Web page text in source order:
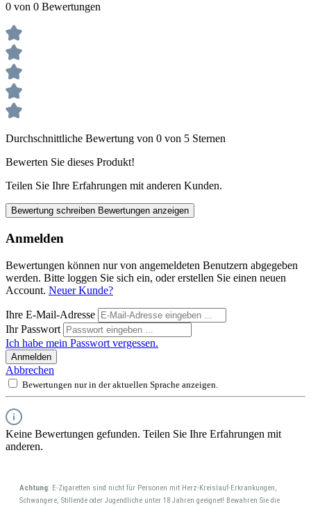
0 von 0 Bewertungen
Durchschnittliche Bewertung von 0 von 5 Sternen
Bewerten Sie dieses Produkt!
Teilen Sie Ihre Erfahrungen mit anderen Kunden.
Bewertung schreiben Bewertungen anzeigen
Anmelden
Bewertungen können nur von angemeldeten Benutzern abgegeben
werden. Bitte loggen Sie sich ein, oder erstellen Sie einen neuen
Account. Neuer Kunde?
Ihre E-Mail-Adresse
Ihr Passwort
Ich habe mein Passwort vergessen.
Anmelden
Abbrechen
Bewertungen nur in der aktuellen Sprache anzeigen.
Keine Bewertungen gefunden. Teilen Sie Ihre Erfahrungen mit
anderen.
Achtung: E-Zigaretten sind nicht für Personen mit Herz-Kreislauf-Erkrankungen,
Schwangere, Stillende oder Jugendliche unter 18 Jahren geeignet! Bewahren Sie die